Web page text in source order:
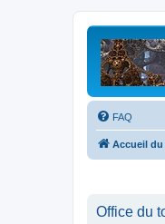
FAQ
Accueil
Office du